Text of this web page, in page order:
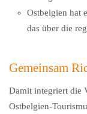
Ostbelgien hat
das über die
Gemeinsam
Damit integriert die
Ostbelgien-